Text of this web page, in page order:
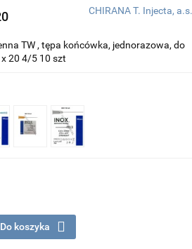
CHIRANA T. Injecta, a.s.
TW , tępa końcówka, jednorazowa, do
x 20 4/5 10 szt
Do koszyka